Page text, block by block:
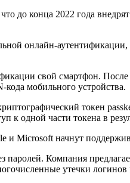
до конца 2022 года
онлайн-
свой смартфон.
мобильного устройства.
токен
одной части токена в
Компания
утечки логинов